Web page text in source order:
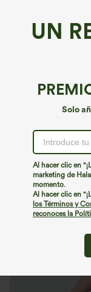
UN
Solo
Al hacer clic en
marketing de
momento.
Al hacer clic en
los Términos y
reconoces la
Tejido vaquero Halara
Halara Flex™
media
6 )
€26,95 EUR